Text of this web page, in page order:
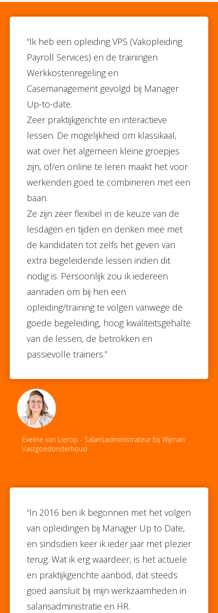
“Ik heb een opleiding VPS (Vakopleiding
Payroll Services) en de trainingen
Werkkostenregeling en
Casemanagement gevolgd bij Manager
Up-to-date.
Zeer praktijkgerichte en interactieve
lessen. De mogelijkheid om klassikaal,
wat over het algemeen kleine groepjes
zijn, of/en online te leren maakt het voor
werkenden goed te combineren met een
baan.
Ze zijn zeer flexibel in de keuze van de
lesdagen en tijden en denken mee met
de kandidaten tot zelfs het geven van
extra begeleidende lessen indien dit
nodig is. Persoonlijk zou ik iedereen
aanraden om bij hen een
opleiding/training te volgen vanwege de
goede begeleiding, hoog kwaliteitsgehalte
van de lessen, de betrokken en
passievolle trainers.”
Eveline van Lierop - Salarisadministrateur bij Wijman
Vastgoedonderhoud
“In 2016 ben ik begonnen met het volgen
van opleidingen bij Manager Up to Date,
en sindsdien keer ik ieder jaar met plezier
terug. Wat ik erg waardeer, is het actuele
en praktijkgerichte aanbod, dat steeds
goed aansluit bij mijn werkzaamheden in
salarisadministratie en HR.